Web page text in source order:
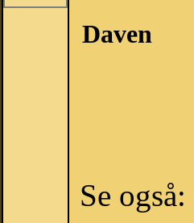
Daven
Se også: